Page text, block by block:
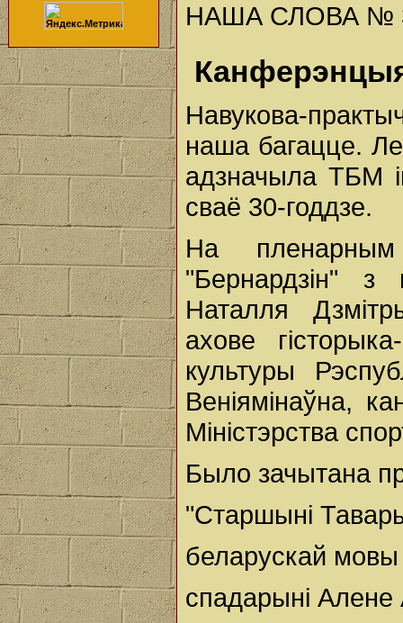
НАША СЛОВА №
Навукова-
наша багацце.
адзначыла ТБМ
сваё 30-годдзе.
На пленарным
"Бернардзін" з
Наталля
ахове
культуры
Веніямінаўна,
Міністэрства
Было зачытана
"Старшыні
беларускай мовы
спадарыні Алене